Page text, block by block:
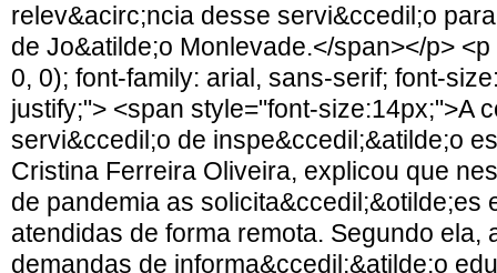
relev&acirc;ncia desse servi&ccedil;o
de Jo&atilde;o Monlevade.</span></p>
0, 0); font-family: arial, sans-serif; font-
justify;"> <span style="font-size:14px;">A
servi&ccedil;o de inspe&ccedil;&atilde;o
Cristina Ferreira Oliveira, explicou que
de pandemia as solicita&ccedil;&otilde;es
atendidas de forma remota. Segundo ela,
demandas de informa&ccedil;&atilde;o